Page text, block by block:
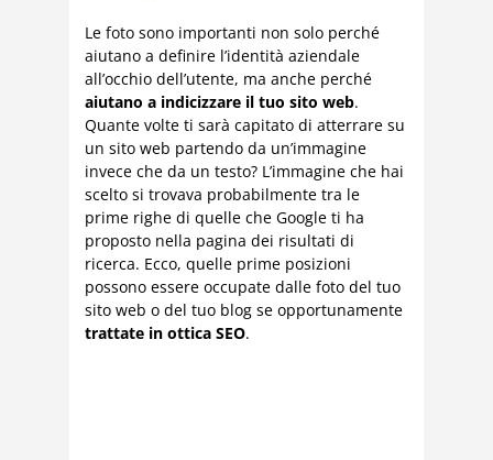
Le foto sono importanti non solo perché
aiutano a definire l’identità aziendale
all’occhio dell’utente, ma anche perché
aiutano a indicizzare il tuo sito web.
Quante volte ti sarà capitato di atterrare su
un sito web partendo da un’immagine
invece che da un testo? L’immagine che hai
scelto si trovava probabilmente tra le
prime righe di quelle che Google ti ha
proposto nella pagina dei risultati di
ricerca. Ecco, quelle prime posizioni
possono essere occupate dalle foto del tuo
sito web o del tuo blog se opportunamente
trattate in ottica SEO.